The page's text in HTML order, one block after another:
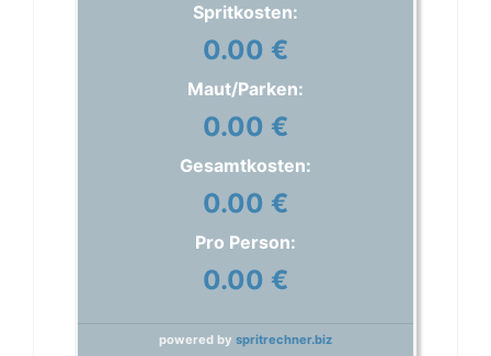
Spritkosten:
0.00 €
Maut/Parken:
0.00 €
Gesamtkosten:
0.00 €
Pro Person:
0.00 €
powered by spritrechner.biz